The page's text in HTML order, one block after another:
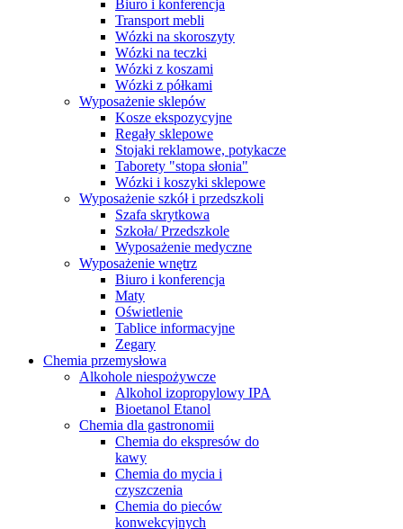
Biuro i konferencja
Transport mebli
Wózki na skoroszyty
Wózki na teczki
Wózki z koszami
Wózki z półkami
Wyposażenie sklepów
Kosze ekspozycyjne
Regały sklepowe
Stojaki reklamowe, potykacze
Taborety "stopa słonia"
Wózki i koszyki sklepowe
Wyposażenie szkół i przedszkoli
Szafa skrytkowa
Szkoła/ Przedszkole
Wyposażenie medyczne
Wyposażenie wnętrz
Biuro i konferencja
Maty
Oświetlenie
Tablice informacyjne
Zegary
Chemia przemysłowa
Alkohole niespożywcze
Alkohol izopropylowy IPA
Bioetanol Etanol
Chemia dla gastronomii
Chemia do ekspresów do
kawy
Chemia do mycia i
czyszczenia
Chemia do pieców
konwekcyjnych